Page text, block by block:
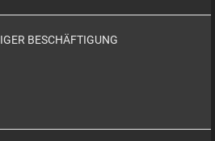
BESCHÄFTIGUNG